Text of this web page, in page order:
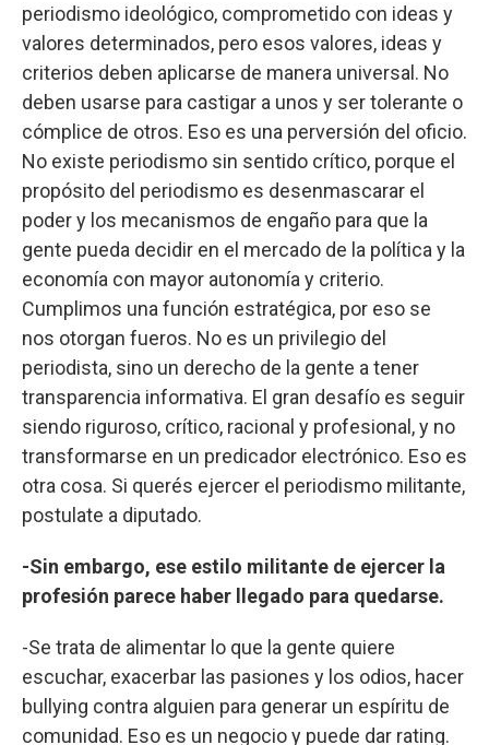
periodismo ideológico, comprometido con ideas y
valores determinados, pero esos valores, ideas y
criterios deben aplicarse de manera universal. No
deben usarse para castigar a unos y ser tolerante o
cómplice de otros. Eso es una perversión del oficio.
No existe periodismo sin sentido crítico, porque el
propósito del periodismo es desenmascarar el
poder y los mecanismos de engaño para que la
gente pueda decidir en el mercado de la política y la
economía con mayor autonomía y criterio.
Cumplimos una función estratégica, por eso se
nos otorgan fueros. No es un privilegio del
periodista, sino un derecho de la gente a tener
transparencia informativa. El gran desafío es seguir
siendo riguroso, crítico, racional y profesional, y no
transformarse en un predicador electrónico. Eso es
otra cosa. Si querés ejercer el periodismo militante,
postulate a diputado.
-Sin embargo, ese estilo militante de ejercer la
profesión parece haber llegado para quedarse.
-Se trata de alimentar lo que la gente quiere
escuchar, exacerbar las pasiones y los odios, hacer
bullying contra alguien para generar un espíritu de
comunidad. Eso es un negocio y puede dar rating.